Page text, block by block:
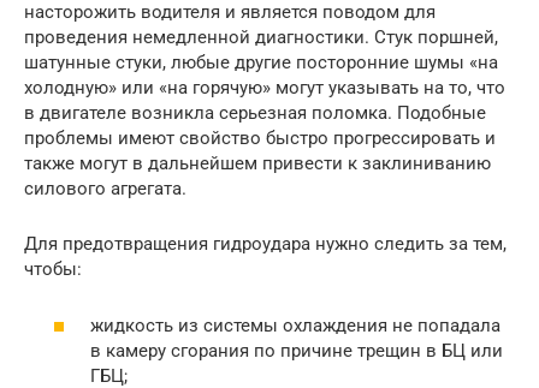
насторожить водителя и является поводом для
проведения немедленной диагностики. Стук поршней,
шатунные стуки, любые другие посторонние шумы «на
холодную» или «на горячую» могут указывать на то, что
в двигателе возникла серьезная поломка. Подобные
проблемы имеют свойство быстро прогрессировать и
также могут в дальнейшем привести к заклиниванию
силового агрегата.
Для предотвращения гидроудара нужно следить за тем,
чтобы:
жидкость из системы охлаждения не попадала
в камеру сгорания по причине трещин в БЦ или
ГБЦ;